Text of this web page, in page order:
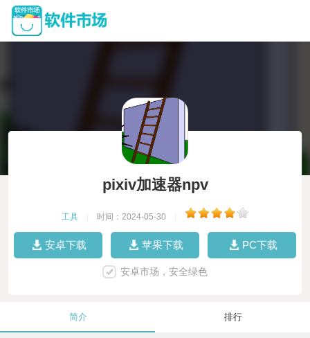
pixiv加速器npv
工具 时间：2024-05-30
安卓下载 苹果下载 PC下载
安卓市场，安全绿色
简介 排行